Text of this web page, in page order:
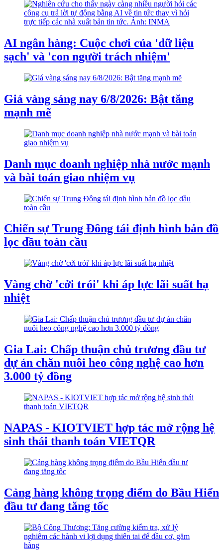
AI ngân hàng: Cuộc chơi của 'dữ liệu
sạch' và 'con người trách nhiệm'
Giá vàng sáng nay 6/8/2026: Bật tăng
mạnh mẽ
Danh mục doanh nghiệp nhà nước mạnh
và bài toán giao nhiệm vụ
Chiến sự Trung Đông tái định hình bản đồ
lọc dầu toàn cầu
Vàng chờ 'cởi trói' khi áp lực lãi suất hạ
nhiệt
Gia Lai: Chấp thuận chủ trương đầu tư
dự án chăn nuôi heo công nghệ cao hơn
3.000 tỷ đồng
NAPAS - KIOTVIET hợp tác mở rộng hệ
sinh thái thanh toán VIETQR
Cảng hàng không trọng điểm do Bầu Hiển
đầu tư đang tăng tốc